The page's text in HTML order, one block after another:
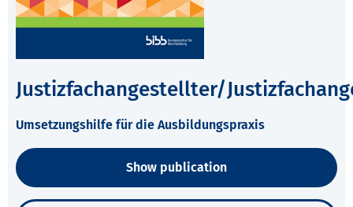
Justizfachangestellter/
Umsetzungshilfe für die Ausbildungspraxis
Show publication